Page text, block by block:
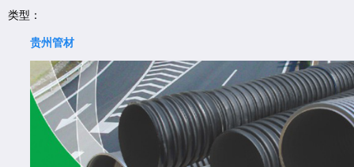
类型：
贵州管材